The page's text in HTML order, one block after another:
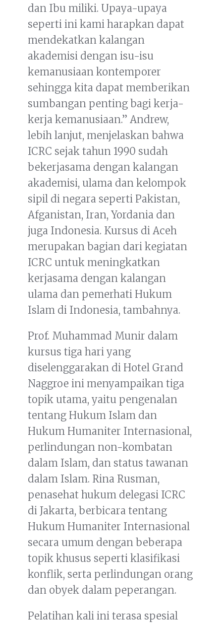
dan Ibu miliki. Upaya-upaya
seperti ini kami harapkan dapat
mendekatkan kalangan
akademisi dengan isu-isu
kemanusiaan kontemporer
sehingga kita dapat memberikan
sumbangan penting bagi kerja-
kerja kemanusiaan.” Andrew,
lebih lanjut, menjelaskan bahwa
ICRC sejak tahun 1990 sudah
bekerjasama dengan kalangan
akademisi, ulama dan kelompok
sipil di negara seperti Pakistan,
Afganistan, Iran, Yordania dan
juga Indonesia. Kursus di Aceh
merupakan bagian dari kegiatan
ICRC untuk meningkatkan
kerjasama dengan kalangan
ulama dan pemerhati Hukum
Islam di Indonesia, tambahnya.
Prof. Muhammad Munir dalam
kursus tiga hari yang
diselenggarakan di Hotel Grand
Naggroe ini menyampaikan tiga
topik utama, yaitu pengenalan
tentang Hukum Islam dan
Hukum Humaniter Internasional,
perlindungan non-kombatan
dalam Islam, dan status tawanan
dalam Islam. Rina Rusman,
penasehat hukum delegasi ICRC
di Jakarta, berbicara tentang
Hukum Humaniter Internasional
secara umum dengan beberapa
topik khusus seperti klasifikasi
konflik, serta perlindungan orang
dan obyek dalam peperangan.
Pelatihan kali ini terasa spesial